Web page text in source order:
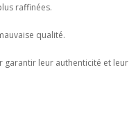
raffinées.
qualité.
garantir leur authenticité et leur